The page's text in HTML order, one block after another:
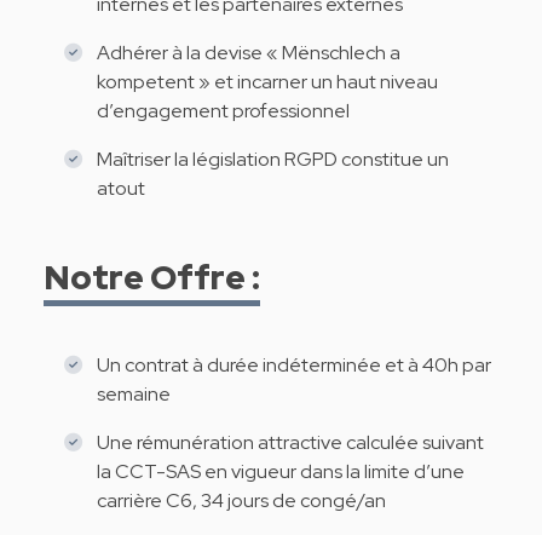
Adhérer à la devise « Mënschlech a
kompetent » et incarner un haut niveau
d’engagement professionnel
Maîtriser la législation RGPD constitue un
atout
Notre Offre :
Un contrat à durée indéterminée et à 40h par
semaine
Une rémunération attractive calculée suivant
la CCT-SAS en vigueur dans la limite d’une
carrière C6, 34 jours de congé/an